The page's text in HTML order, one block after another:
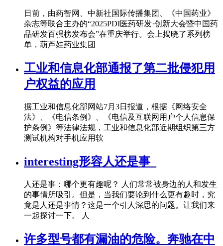
日前，由药智网、中新社国际传播集团、《中国药业》
杂志等联合主办的“2025PDI医药研发·创新大会暨中国药
品研发百强榜发布会”在重庆举行。会上揭晓了系列榜
单，葫芦娃药业集团
工业和信息化部通报了第二批侵犯用
户权益的应用
据工业和信息化部网站7月3日报道，根据《网络安全
法》、《电信条例》、《电信及互联网用户个人信息保
护条例》等法律法规，工业和信息化部近期组织第三方
测试机构对手机应用软
interesting形容人还是事_
人还是事：哪个更有趣呢？ 人们常常被身边的人和发生
的事情所吸引。但是，当我们要论到什么更有趣时，究
竟是人还是事情？这是一个引人深思的问题。让我们来
一起探讨一下。 人
许多型号都有漏油的危险。奔驰在中